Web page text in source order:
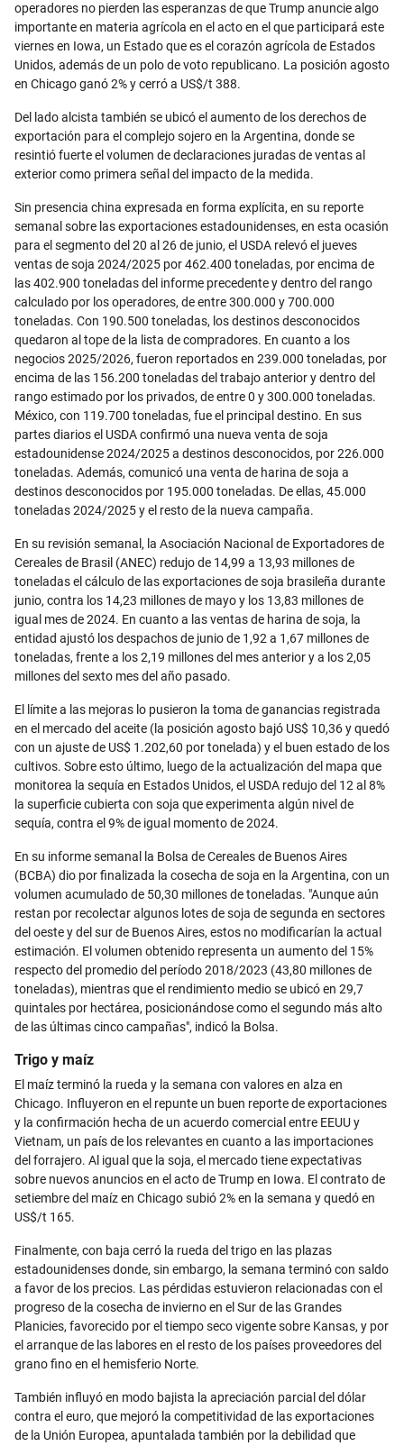
operadores no pierden las esperanzas de que Trump anuncie algo
importante en materia agrícola en el acto en el que participará este
viernes en Iowa, un Estado que es el corazón agrícola de Estados
Unidos, además de un polo de voto republicano. La posición agosto
en Chicago ganó 2% y cerró a US$/t 388.
Del lado alcista también se ubicó el aumento de los derechos de
exportación para el complejo sojero en la Argentina, donde se
resintió fuerte el volumen de declaraciones juradas de ventas al
exterior como primera señal del impacto de la medida.
Sin presencia china expresada en forma explícita, en su reporte
semanal sobre las exportaciones estadounidenses, en esta ocasión
para el segmento del 20 al 26 de junio, el USDA relevó el jueves
ventas de soja 2024/2025 por 462.400 toneladas, por encima de
las 402.900 toneladas del informe precedente y dentro del rango
calculado por los operadores, de entre 300.000 y 700.000
toneladas. Con 190.500 toneladas, los destinos desconocidos
quedaron al tope de la lista de compradores. En cuanto a los
negocios 2025/2026, fueron reportados en 239.000 toneladas, por
encima de las 156.200 toneladas del trabajo anterior y dentro del
rango estimado por los privados, de entre 0 y 300.000 toneladas.
México, con 119.700 toneladas, fue el principal destino. En sus
partes diarios el USDA confirmó una nueva venta de soja
estadounidense 2024/2025 a destinos desconocidos, por 226.000
toneladas. Además, comunicó una venta de harina de soja a
destinos desconocidos por 195.000 toneladas. De ellas, 45.000
toneladas 2024/2025 y el resto de la nueva campaña.
En su revisión semanal, la Asociación Nacional de Exportadores de
Cereales de Brasil (ANEC) redujo de 14,99 a 13,93 millones de
toneladas el cálculo de las exportaciones de soja brasileña durante
junio, contra los 14,23 millones de mayo y los 13,83 millones de
igual mes de 2024. En cuanto a las ventas de harina de soja, la
entidad ajustó los despachos de junio de 1,92 a 1,67 millones de
toneladas, frente a los 2,19 millones del mes anterior y a los 2,05
millones del sexto mes del año pasado.
El límite a las mejoras lo pusieron la toma de ganancias registrada
en el mercado del aceite (la posición agosto bajó US$ 10,36 y quedó
con un ajuste de US$ 1.202,60 por tonelada) y el buen estado de los
cultivos. Sobre esto último, luego de la actualización del mapa que
monitorea la sequía en Estados Unidos, el USDA redujo del 12 al 8%
la superficie cubierta con soja que experimenta algún nivel de
sequía, contra el 9% de igual momento de 2024.
En su informe semanal la Bolsa de Cereales de Buenos Aires
(BCBA) dio por finalizada la cosecha de soja en la Argentina, con un
volumen acumulado de 50,30 millones de toneladas. "Aunque aún
restan por recolectar algunos lotes de soja de segunda en sectores
del oeste y del sur de Buenos Aires, estos no modificarían la actual
estimación. El volumen obtenido representa un aumento del 15%
respecto del promedio del período 2018/2023 (43,80 millones de
toneladas), mientras que el rendimiento medio se ubicó en 29,7
quintales por hectárea, posicionándose como el segundo más alto
de las últimas cinco campañas", indicó la Bolsa.
Trigo y maíz
El maíz terminó la rueda y la semana con valores en alza en
Chicago. Influyeron en el repunte un buen reporte de exportaciones
y la confirmación hecha de un acuerdo comercial entre EEUU y
Vietnam, un país de los relevantes en cuanto a las importaciones
del forrajero. Al igual que la soja, el mercado tiene expectativas
sobre nuevos anuncios en el acto de Trump en Iowa. El contrato de
setiembre del maíz en Chicago subió 2% en la semana y quedó en
US$/t 165.
Finalmente, con baja cerró la rueda del trigo en las plazas
estadounidenses donde, sin embargo, la semana terminó con saldo
a favor de los precios. Las pérdidas estuvieron relacionadas con el
progreso de la cosecha de invierno en el Sur de las Grandes
Planicies, favorecido por el tiempo seco vigente sobre Kansas, y por
el arranque de las labores en el resto de los países proveedores del
grano fino en el hemisferio Norte.
También influyó en modo bajista la apreciación parcial del dólar
contra el euro, que mejoró la competitividad de las exportaciones
de la Unión Europea, apuntalada también por la debilidad que